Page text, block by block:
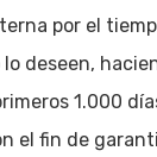
por el
deseen,
1.000
el fin de